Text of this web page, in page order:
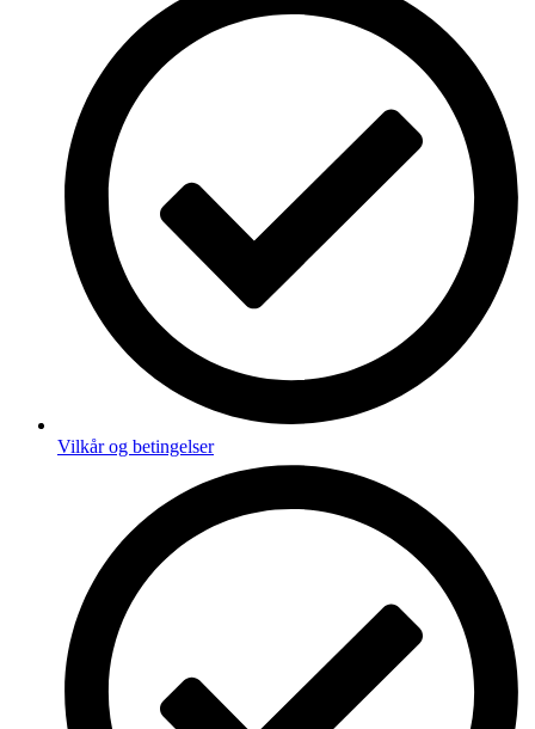
Vilkår og betingelser